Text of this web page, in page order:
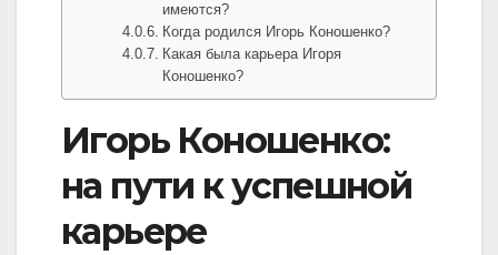
имеются?
Когда родился Игорь Коношенко?
Какая была карьера Игоря
Коношенко?
Игорь Коношенко:
на пути к успешной
карьере